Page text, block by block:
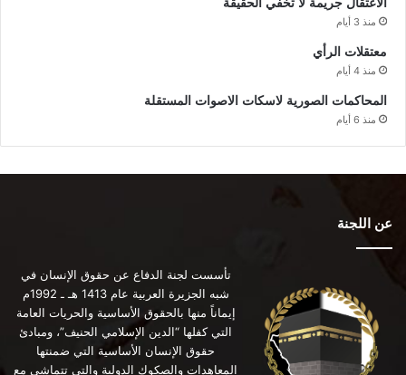
الاعتقال جريمة لا تخفي الحقيقة
منذ 3 أيام
معتقلات الرأي
منذ 4 أيام
المحاكمات الصورية لاسكات الاصوات المستقلة
منذ 6 أيام
عن اللجنة
تأسست لجنة الدفاع عن حقوق الإنسان في
شبه الجزيرة العربية عام 1413 هـ ـ 1992م
إيماناً منها بالحقوق الأساسية والحريات العامة
التي كفلها “الدين الإسلامي الحنيف”، ومبادئ
حقوق الإنسان الأساسية التي ضمنتها
المعاهدات والصكوك الدولية والتي تتماشى مع